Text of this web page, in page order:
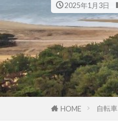
2025年1月3日
HOME 自転車